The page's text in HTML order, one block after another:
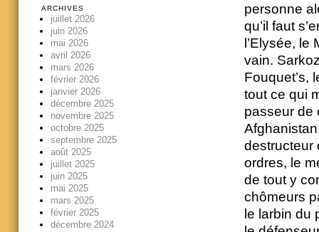
personne
qu’il faut
l’Elysée, le
vain.
Fouquet’s,
tout ce qui
passeur de
destructeur
ordres, le
de tout y
chômeurs
le larbin du
ARCHIVES
juillet 2026
juin 2026
mai 2026
avril 2026
mars 2026
février 2026
janvier 2026
décembre 2025
novembre 2025
octobre 2025
septembre 2025
août 2025
juillet 2025
juin 2025
mai 2025
mars 2025
février 2025
décembre 2024